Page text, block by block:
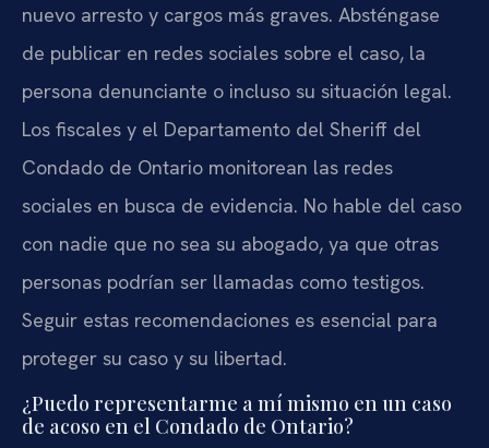
nuevo arresto y cargos más graves. Absténgase
de publicar en redes sociales sobre el caso, la
persona denunciante o incluso su situación legal.
Los fiscales y el Departamento del Sheriff del
Condado de Ontario monitorean las redes
sociales en busca de evidencia. No hable del caso
con nadie que no sea su abogado, ya que otras
personas podrían ser llamadas como testigos.
Seguir estas recomendaciones es esencial para
proteger su caso y su libertad.
¿Puedo representarme a mí mismo en un caso
de acoso en el Condado de Ontario?